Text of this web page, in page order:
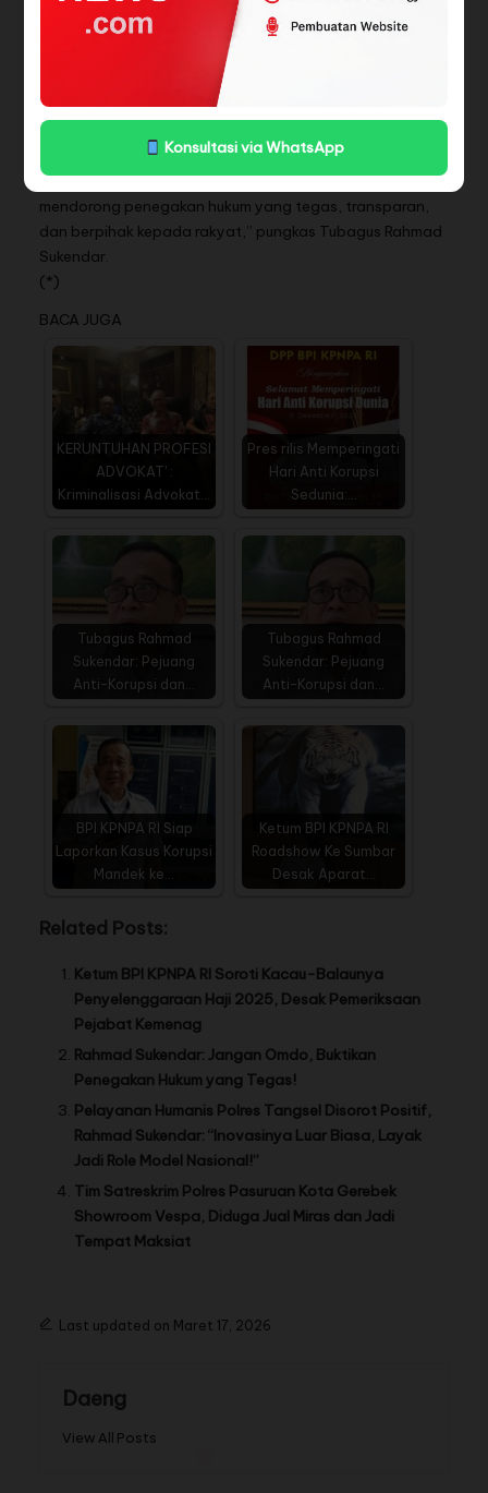
Konsultasi via WhatsApp
hadir di tengah masyarakat sebagai pengawal aspirasi
publik, khususnya dalam kasus yang menyangkut
keadilan, dugaan penyalahgunaan kekuasaan, maupun
“BPIKPNPARI berkomitmen menjadi jembatan bagi
masyarakat yang mencari keadilan. Baik dalam kasus
korupsi maupun persoalan hukum lainnya, kami akan terus
mendorong penegakan hukum yang tegas, transparan,
dan berpihak kepada rakyat,” pungkas Tubagus Rahmad
Sukendar.
(*)
BACA JUGA
KERUNTUHAN PROFESI
ADVOKAT' :
Kriminalisasi Advokat…
Pres rilis Memperingati
Hari Anti Korupsi
Sedunia:…
Tubagus Rahmad
Sukendar: Pejuang
Anti-Korupsi dan…
Tubagus Rahmad
Sukendar: Pejuang
Anti-Korupsi dan…
BPI KPNPA RI Siap
Laporkan Kasus Korupsi
Mandek ke…
Ketum BPI KPNPA RI
Roadshow Ke Sumbar
Desak Aparat…
Related Posts:
Ketum BPI KPNPA RI Soroti Kacau-Balaunya
Penyelenggaraan Haji 2025, Desak Pemeriksaan
Pejabat Kemenag
Rahmad Sukendar: Jangan Omdo, Buktikan
Penegakan Hukum yang Tegas!
Pelayanan Humanis Polres Tangsel Disorot Positif,
Rahmad Sukendar: “Inovasinya Luar Biasa, Layak
Jadi Role Model Nasional!”
Tim Satreskrim Polres Pasuruan Kota Gerebek
Showroom Vespa, Diduga Jual Miras dan Jadi
Tempat Maksiat
Last updated on Maret 17, 2026
Daeng
View All Posts